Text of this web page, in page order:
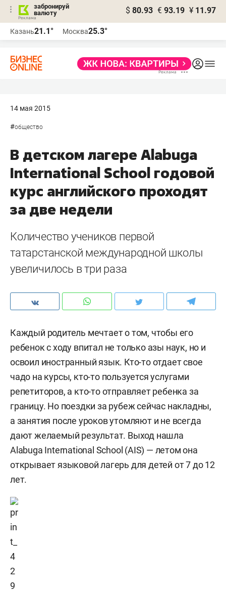
забронируй
валюту
$ 80.93 € 93.19 ¥ 11.97
Казань21.1° Москва25.3°
14 мая 2015
#общество
В детском лагере Alabuga
International School годовой
курс английского проходят
за две недели
Количество учеников первой
татарстанской международной школы
увеличилось в три раза
Каждый родитель мечтает о том, чтобы его
ребенок с ходу впитал не только азы наук, но и
освоил иностранный язык. Кто-то отдает свое
чадо на курсы, кто-то пользуется услугами
репетиторов, а кто-то отправляет ребенка за
границу. Но поездки за рубеж сейчас накладны,
а занятия после уроков утомляют и не всегда
дают желаемый результат. Выход нашла
Alabuga International School (AIS) — летом она
открывает языковой лагерь для детей от 7 до 12
лет.